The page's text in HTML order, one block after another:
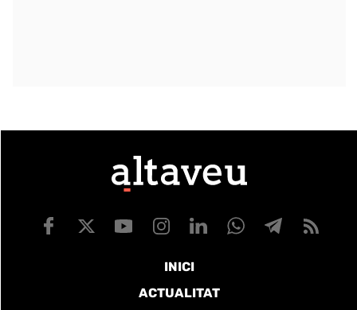
INICI
ACTUALITAT